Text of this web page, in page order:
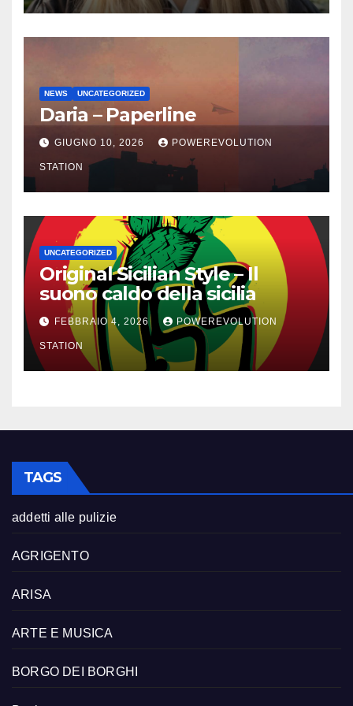
NEWS UNCATEGORIZED
Daria – Paperline
GIUGNO 10, 2026 POWEREVOLUTION
STATION
UNCATEGORIZED
Original Sicilian Style – Il
suono caldo della sicilia
FEBBRAIO 4, 2026 POWEREVOLUTION
STATION
TAGS
addetti alle pulizie
AGRIGENTO
ARISA
ARTE E MUSICA
BORGO DEI BORGHI